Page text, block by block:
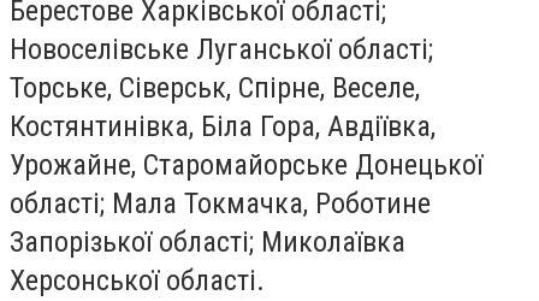
Берестове Харківської області;
Новоселівське Луганської області;
Торське, Сіверськ, Спірне, Веселе,
Костянтинівка, Біла Гора, Авдіївка,
Урожайне, Старомайорське Донецької
області; Мала Токмачка, Роботине
Запорізької області; Миколаївка
Херсонської області.